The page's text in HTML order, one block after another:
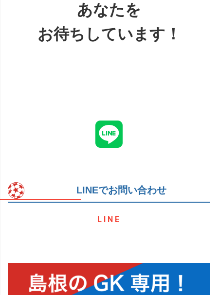
あなたを
お待ちしています！
LINEでお問い合わせ
LINE